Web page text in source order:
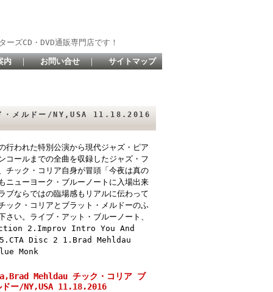
ズCD・DVD通販専門店です！
内 ｜ お問い合せ ｜ サイトマップ
メルドー/NY,USA 11.18.2016
行われた特別公演から現代ジャズ・ピア
コールまでの全曲を収録したジャズ・フ
チック・コリア自身が冒頭「今夜は真の
ニューヨーク・ブルーノートに入場出来
ブならではの臨場感もリアルに伝わって
ック・コリアとブラット・メルドーのふ
い。ライブ・アット・ブルーノート、
2.Improv Intro You And
Disc 2 1.Brad Mehldau
Monk
Mehldau チック・コリア ブ
ドー/NY,USA 11.18.2016